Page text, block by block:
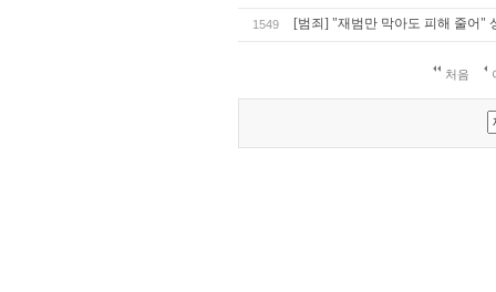
1549 [범죄] "재범만 막아도 피해 줄어"
처음